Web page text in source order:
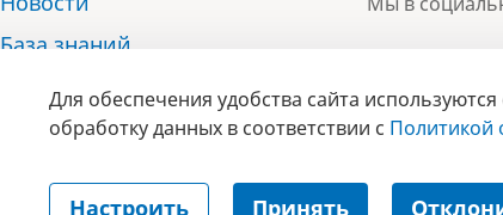
База знаний
Отзывы
Контакты
Для обеспечения удобства сайта
обработку данных в соответствии с Политикой
Настроить Принять